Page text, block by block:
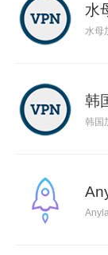
水
水母
韩
韩国